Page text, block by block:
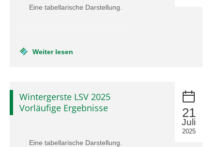
Eine tabellarische Darstellung.
Weiter lesen
Wintergerste LSV 2025
Vorläufige Ergebnisse
Eine tabellarische Darstellung.
21
Juli
2025